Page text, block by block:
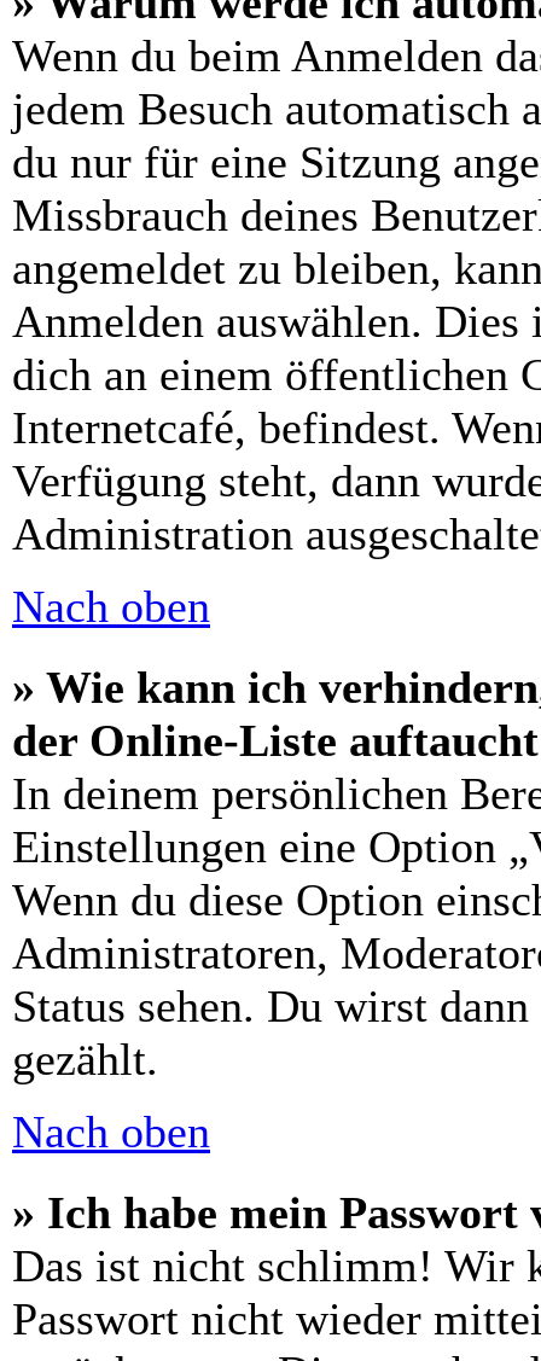
Wenn du beim Anmelden
jedem Besuch automatisch
du nur für eine Sitzung
Missbrauch deines
angemeldet zu bleiben,
Anmelden auswählen.
dich an einem öffentlichen
Internetcafé, befindest.
Verfügung steht, dann
Administration
Nach oben
» Wie kann ich
der Online-Liste
In deinem persönlichen
Einstellungen eine Option
Wenn du diese Option
Administratoren,
Status sehen. Du wirst
gezählt.
Nach oben
» Ich habe mein Passwort
Das ist nicht schlimm! Wir
Passwort nicht wieder